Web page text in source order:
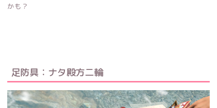
かも？
足防具：ナタ殿方二輪